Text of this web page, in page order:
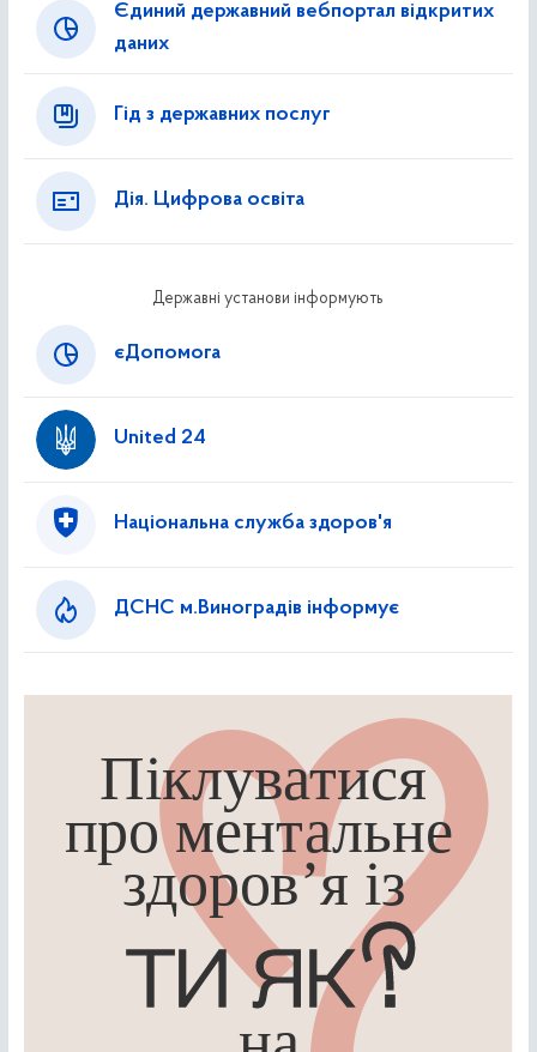
Єдиний державний вебпортал відкритих
даних
Гід з державних послуг
Дія. Цифрова освіта
Державні установи інформують
єДопомога
United 24
Національна служба здоров'я
ДСНС м.Виноградів інформує